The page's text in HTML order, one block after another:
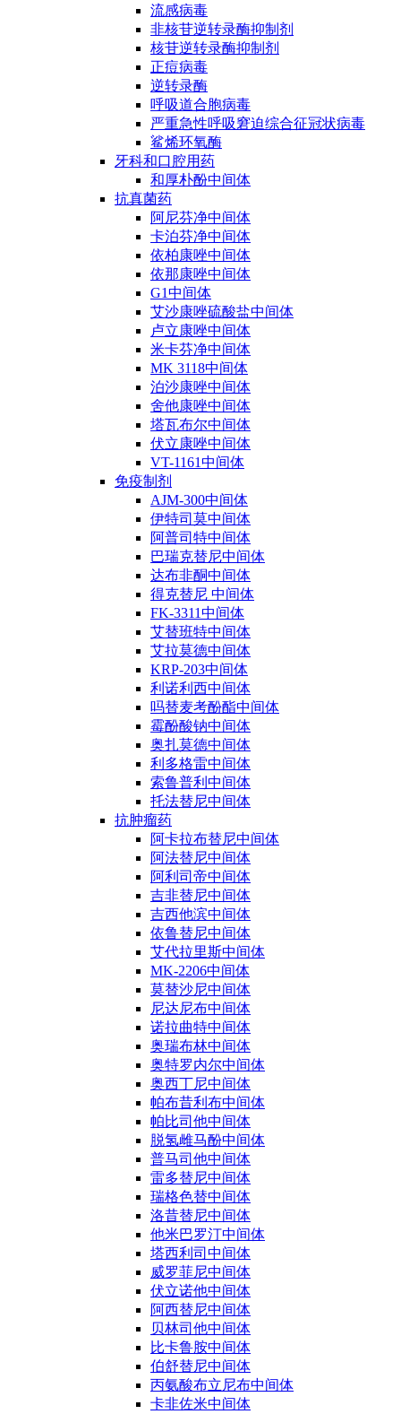
流感病毒
非核苷逆转录酶抑制剂
核苷逆转录酶抑制剂
正痘病毒
逆转录酶
呼吸道合胞病毒
严重急性呼吸窘迫综合征冠状病毒
鲨烯环氧酶
牙科和口腔用药
和厚朴酚中间体
抗真菌药
阿尼芬净中间体
卡泊芬净中间体
依柏康唑中间体
依那康唑中间体
G1中间体
艾沙康唑硫酸盐中间体
卢立康唑中间体
米卡芬净中间体
MK 3118中间体
泊沙康唑中间体
舍他康唑中间体
塔瓦布尔中间体
伏立康唑中间体
VT-1161中间体
免疫制剂
AJM-300中间体
伊特司莫中间体
阿普司特中间体
巴瑞克替尼中间体
达布非酮中间体
得克替尼 中间体
FK-3311中间体
艾替班特中间体
艾拉莫德中间体
KRP-203中间体
利诺利西中间体
吗替麦考酚酯中间体
霉酚酸钠中间体
奥扎莫德中间体
利多格雷中间体
索鲁普利中间体
托法替尼中间体
抗肿瘤药
阿卡拉布替尼中间体
阿法替尼中间体
阿利司帝中间体
吉非替尼中间体
吉西他滨中间体
依鲁替尼中间体
艾代拉里斯中间体
MK-2206中间体
莫替沙尼中间体
尼达尼布中间体
诺拉曲特中间体
奥瑞布林中间体
奥特罗内尔中间体
奥西丁尼中间体
帕布昔利布中间体
帕比司他中间体
脱氢雌马酚中间体
普马司他中间体
雷多替尼中间体
瑞格色替中间体
洛昔替尼中间体
他米巴罗汀中间体
塔西利司中间体
威罗菲尼中间体
伏立诺他中间体
阿西替尼中间体
贝林司他中间体
比卡鲁胺中间体
伯舒替尼中间体
丙氨酸布立尼布中间体
卡非佐米中间体